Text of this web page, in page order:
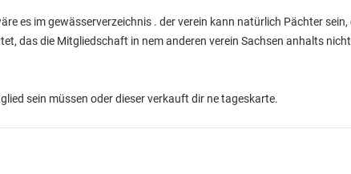
es im gewässerverzeichnis . der verein kann natürlich Pächter sein,
das die Mitgliedschaft in nem anderen verein Sachsen anhalts
sein müssen oder dieser verkauft dir ne tageskarte.